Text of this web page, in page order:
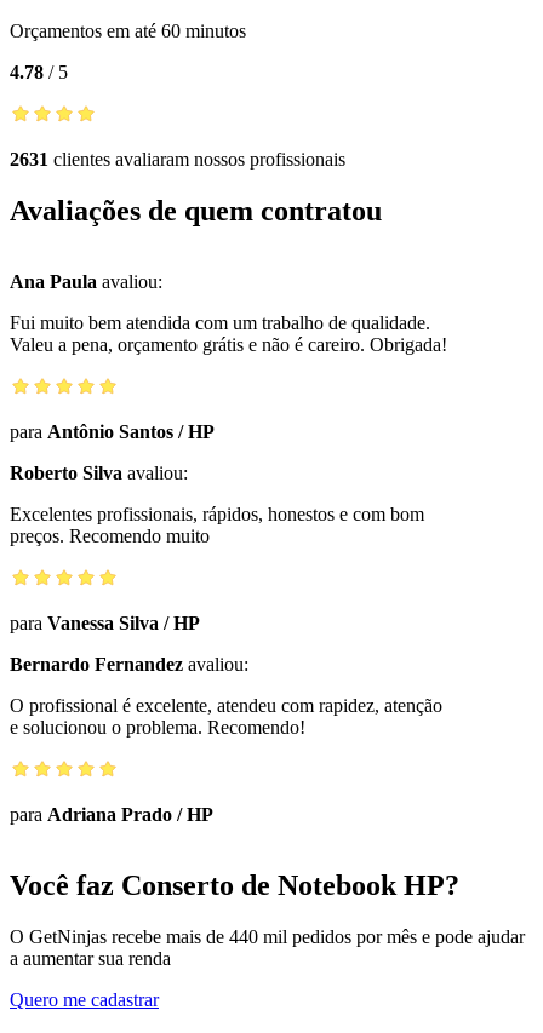
Orçamentos em até 60 minutos
4.78 / 5
2631 clientes avaliaram nossos profissionais
Avaliações de quem contratou
Ana Paula avaliou:
Fui muito bem atendida com um trabalho de qualidade.
Valeu a pena, orçamento grátis e não é careiro. Obrigada!
para Antônio Santos /HP
Roberto Silva avaliou:
Excelentes profissionais, rápidos, honestos e com bom
preços. Recomendo muito
para Vanessa Silva /HP
Bernardo Fernandez avaliou:
O profissional é excelente, atendeu com rapidez, atenção
e solucionou o problema. Recomendo!
para Adriana Prado /HP
Você faz Conserto de Notebook HP?
O GetNinjas recebe mais de 440 mil pedidos por mês e pode ajudar
a aumentar sua renda
Quero me cadastrar